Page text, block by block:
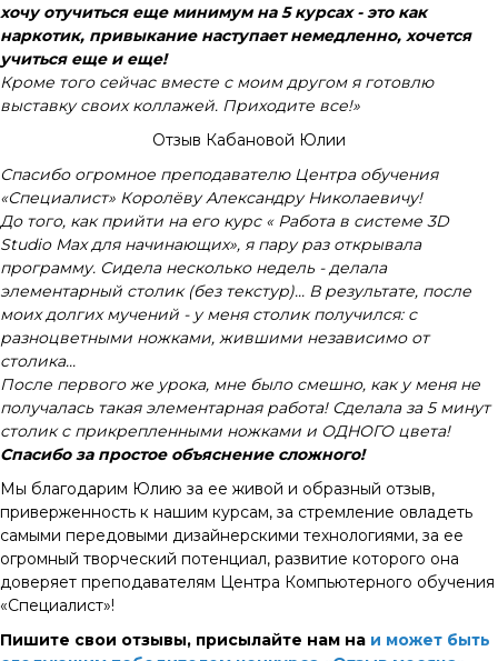
хочу отучиться еще минимум на 5 курсах - это как
наркотик, привыкание наступает немедленно, хочется
учиться еще и еще!
Кроме того сейчас вместе с моим другом я готовлю
выставку своих коллажей. Приходите все!»
Отзыв Кабановой Юлии
Спасибо огромное преподавателю Центра обучения
«Специалист» Королёву Александру Николаевичу!
До того, как прийти на его курс « Работа в системе 3D
Studio Max для начинающих», я пару раз открывала
программу. Сидела несколько недель - делала
элементарный столик (без текстур)... В результате, после
моих долгих мучений - у меня столик получился: с
разноцветными ножками, жившими независимо от
столика...
После первого же урока, мне было смешно, как у меня не
получалась такая элементарная работа! Сделала за 5 минут
столик с прикрепленными ножками и ОДНОГО цвета!
Спасибо за простое объяснение сложного!
Мы благодарим Юлию за ее живой и образный отзыв,
приверженность к нашим курсам, за стремление овладеть
самыми передовыми дизайнерскими технологиями, за ее
огромный творческий потенциал, развитие которого она
доверяет преподавателям Центра Компьютерного обучения
«Специалист»!
Пишите свои отзывы, присылайте нам на и может быть